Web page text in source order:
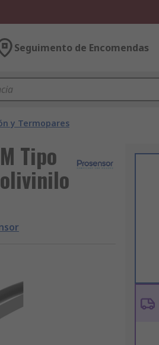
Seguimento de Encomendas
y Termopares
Tipo